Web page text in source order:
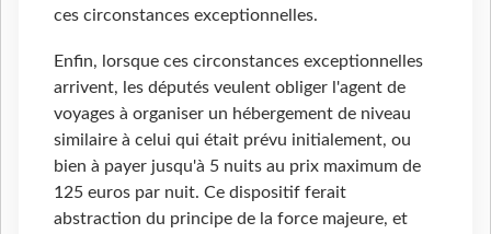
ces circonstances exceptionnelles.
Enfin, lorsque ces circonstances exceptionnelles
arrivent, les députés veulent obliger l'agent de
voyages à organiser un hébergement de niveau
similaire à celui qui était prévu initialement, ou
bien à payer jusqu'à 5 nuits au prix maximum de
125 euros par nuit. Ce dispositif ferait
abstraction du principe de la force majeure, et